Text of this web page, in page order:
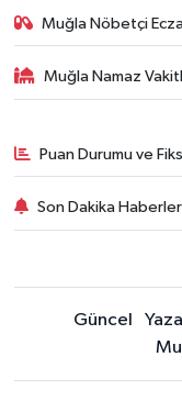
Muğla Nöbetçi
Muğla Namaz
Puan Durumu ve
Son Dakika
Güncel